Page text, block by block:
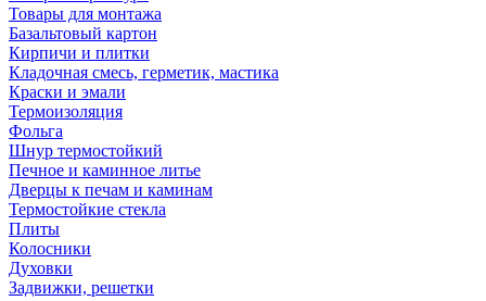
Товары для монтажа
Базальтовый картон
Кирпичи и плитки
Кладочная смесь, герметик, мастика
Краски и эмали
Термоизоляция
Фольга
Шнур термостойкий
Печное и каминное литье
Дверцы к печам и каминам
Термостойкие стекла
Плиты
Колосники
Духовки
Задвижки, решетки